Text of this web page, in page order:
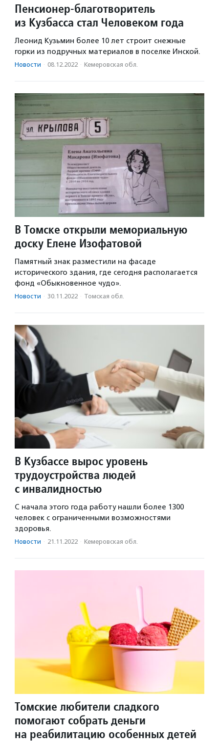
Пенсионер-благотворитель
из Кузбасса стал Человеком года
Леонид Кузьмин более 10 лет строит снежные
горки из подручных материалов в поселке Инской.
Новости · 08.12.2022 · Кемеровская обл.
В Томске открыли мемориальную
доску Елене Изофатовой
Памятный знак разместили на фасаде
исторического здания, где сегодня располагается
фонд «Обыкновенное чудо».
Новости · 30.11.2022 · Томская обл.
В Кузбассе вырос уровень
трудоустройства людей
с инвалидностью
С начала этого года работу нашли более 1300
человек с ограниченными возможностями
здоровья.
Новости · 21.11.2022 · Кемеровская обл.
Томские любители сладкого
помогают собрать деньги
на реабилитацию особенных детей